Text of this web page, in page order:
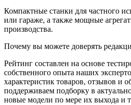
Компактные станки для частного
или гараже, а также мощные
производства.
Почему вы можете доверять
Рейтинг составлен на основе
собственного опыта наших
характеристик товаров, отзывов и
поддерживаем подборку в
новые модели по мере их выхода и